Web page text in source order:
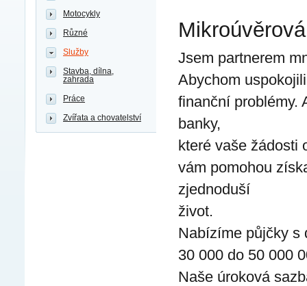
Jsem partnerem
Abychom
finanční problémy.
banky,
které vaše žádosti
vám pomohou
zjednoduší
život.
Nabízíme půjčky s
30 000 do 50 000
Naše úroková
Motocykly
Různé
Služby
Stavba, dílna,
zahrada
Práce
Zvířata a chovatelství